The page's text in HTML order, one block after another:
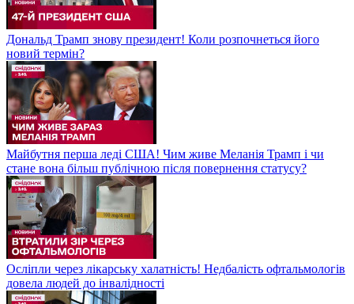
Дональд Трамп знову президент! Коли розпочнеться його
новий термін?
Майбутня перша леді США! Чим живе Меланія Трамп і чи
стане вона більш публічною після повернення статусу?
Осліпли через лікарську халатність! Недбалість офтальмологів
довела людей до інвалідності